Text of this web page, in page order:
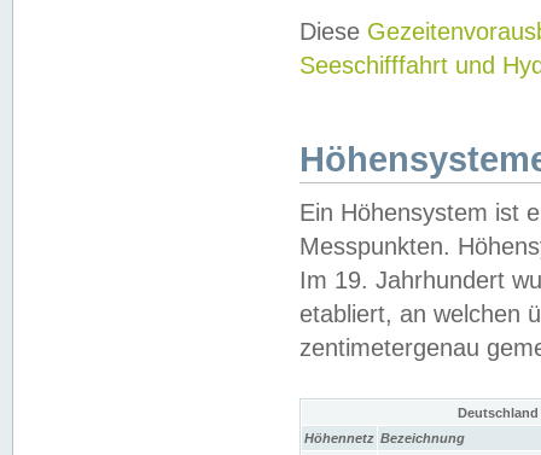
Diese
Seeschifffahrt und
Ein Höhensystem ist
Messpunkten.
Im 19. Jahrhundert
etabliert, an welchen
zentimetergenau
Höhennetz Bezeichnung